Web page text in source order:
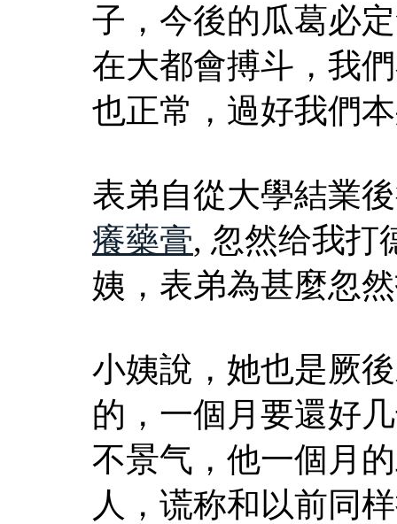
子，今後的瓜葛必
在大都會搏斗，我
也正常，過好我們
表弟自從大學結業
癢藥膏, 忽然给我打
姨，表弟為甚麼忽
小姨說，她也是厥
的，一個月要還好
不景气，他一個月
人，谎称和以前同